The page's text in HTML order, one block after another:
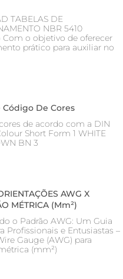
TABELAS DE
NBR 5410
Com o objetivo de oferecer
prático para auxiliar no
Código De Cores
de acordo com a DIN
Short Form 1 WHITE
BN 3
AWG X
MÉTRICA (mm²)
o Padrão AWG: Um Guia
Profissionais e Entusiastas –
Gauge (AWG) para
(mm²)